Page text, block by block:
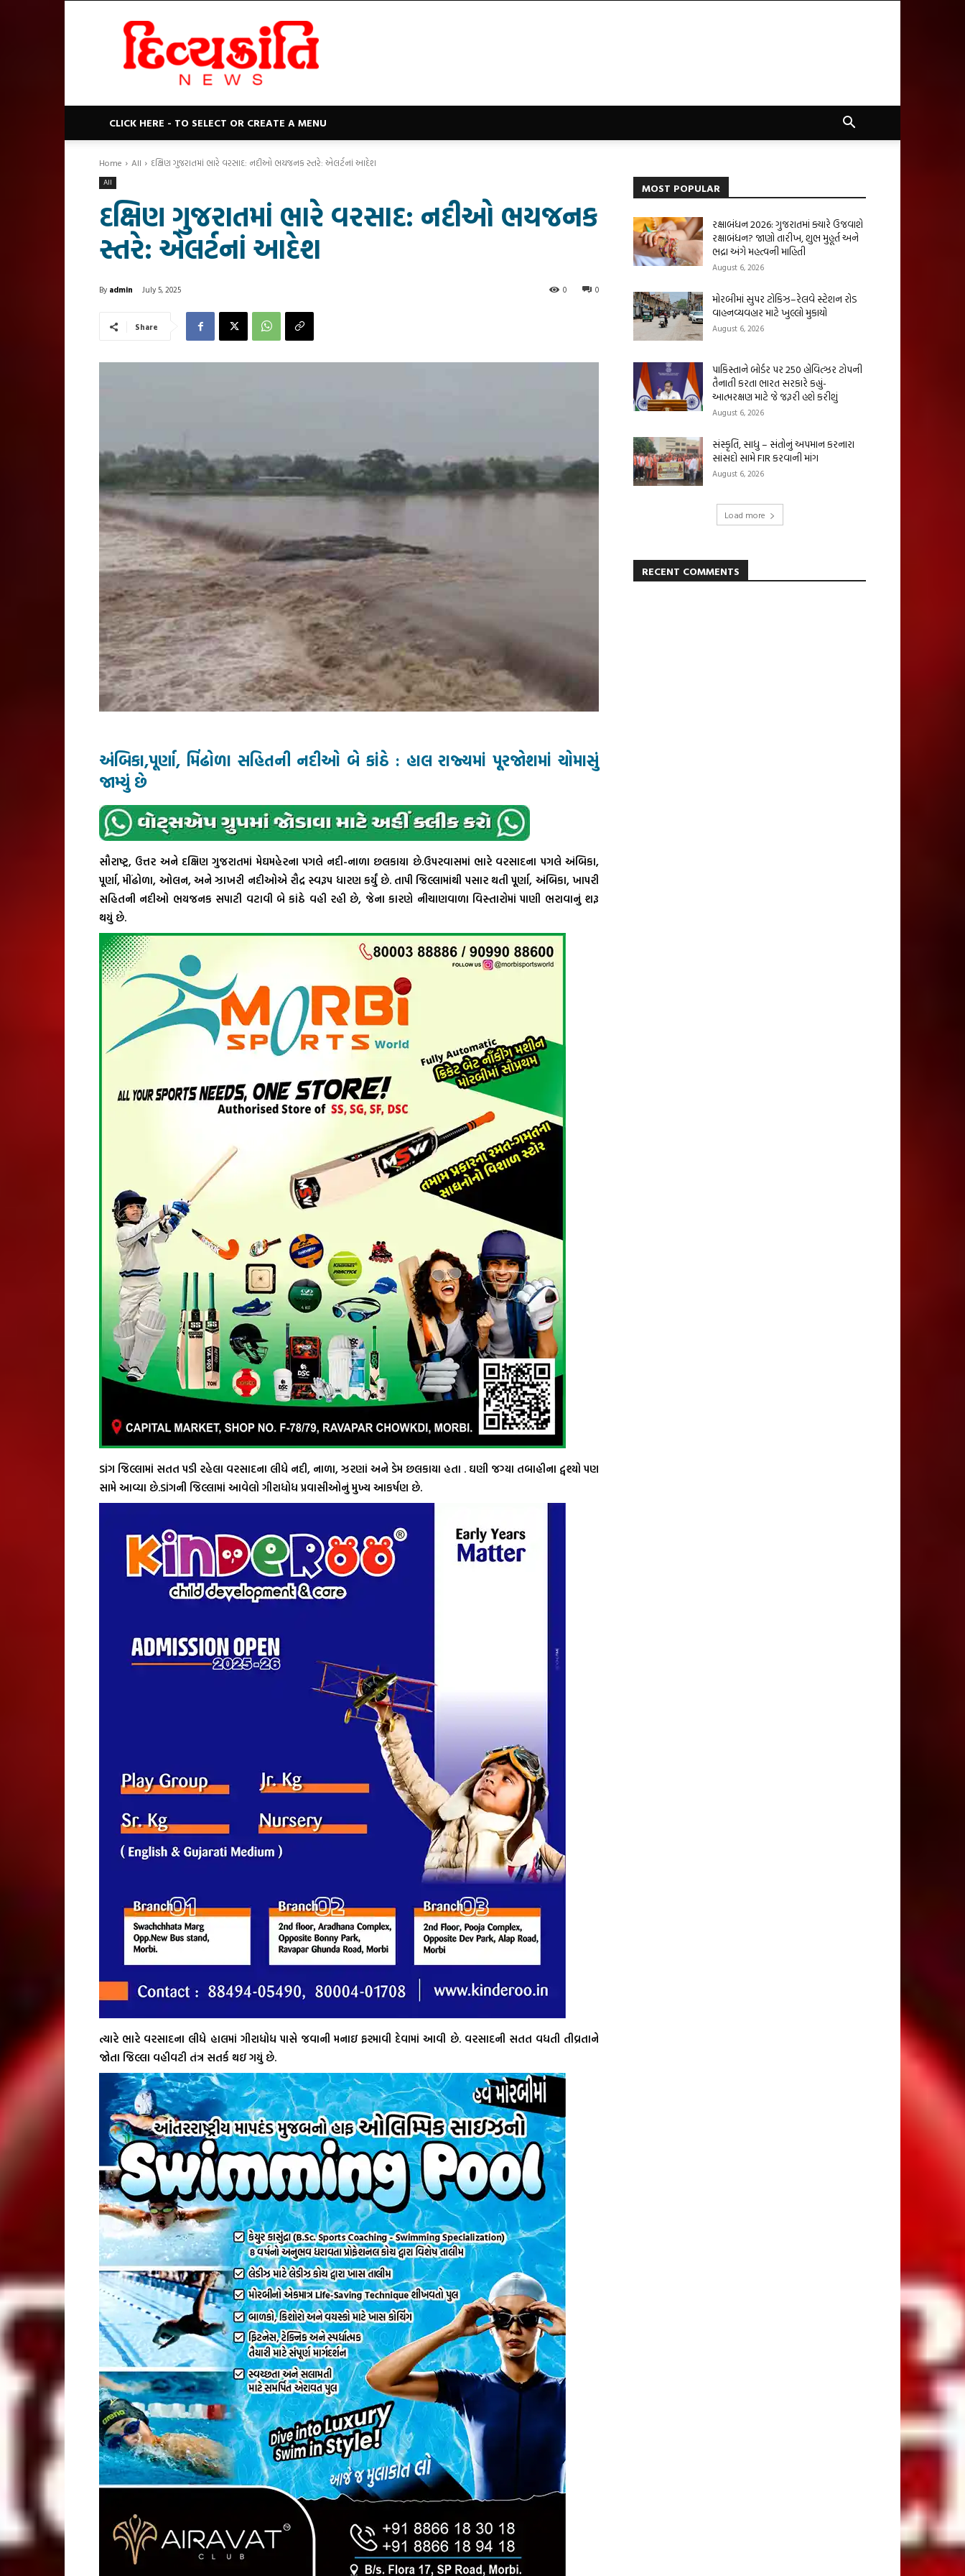
Divyakranti
News
CLICK HERE - TO SELECT OR CREATE A MENU
Home All દક્ષિણ ગુજરાતમાં ભારે વરસાદ: નદીઓ ભયજનક સ્તરે: એલર્ટનાં આદેશ
All
દક્ષિણ ગુજરાતમાં ભારે વરસાદ: નદીઓ ભયજનક
સ્તરે: એલર્ટનાં આદેશ
By admin July 5, 2025 0
0
Share
અંબિકા,પૂર્ણા, મિંઢોળા સહિતની નદીઓ બે કાંઠે : હાલ રાજ્યમાં પૂરજોશમાં ચોમાસું
જામ્યું છે
સૌરાષ્ટ્ર, ઉત્તર અને દક્ષિણ ગુજરાતમાં મેઘમહેરના પગલે નદી-નાળા છલકાયા છે.ઉપરવાસમાં ભારે વરસાદના પગલે અંબિકા,
પૂર્ણા, મીંઢોળા, ઓલન, અને ઝાખરી નદીઓએ રૌદ્ર સ્વરૂપ ધારણ કર્યું છે. તાપી જિલ્લામાંથી પસાર થતી પૂર્ણા, અંબિકા, ખાપરી
સહિતની નદીઓ ભયજનક સપાટી વટાવી બે કાંઠે વહી રહી છે, જેના કારણે નીચાણવાળા વિસ્તારોમાં પાણી ભરાવાનું શરૂ
થયું છે.
ડાંગ જિલ્લામાં સતત પડી રહેલા વરસાદના લીધે નદી, નાળા, ઝરણાં અને ડેમ છલકાયા હતા . ઘણી જગ્યા તબાહીના દ્વશ્યો પણ
સામે આવ્યા છે.ડાંગની જિલ્લામાં આવેલો ગીરાધોધ પ્રવાસીઓનું મુખ્ય આકર્ષણ છે.
ત્યારે ભારે વરસાદના લીધે હાલમાં ગીરાધોધ પાસે જવાની મનાઇ ફરમાવી દેવામાં આવી છે. વરસાદની સતત વધતી તીવ્રતાને
જોતા જિલ્લા વહીવટી તંત્ર સતર્ક થઇ ગયું છે.
MOST POPULAR
રક્ષાબંધન 2026: ગુજરાતમાં ક્યારે ઉજવાશે
રક્ષાબંધન? જાણો તારીખ, શુભ મુહૂર્ત અને
ભદ્રા અંગે મહત્વની માહિતી
August 6, 2026
મોરબીમાં સુપર ટોકિઝ–રેલવે સ્ટેશન રોડ
વાહનવ્યવહાર માટે ખુલ્લો મુકાયો
August 6, 2026
પાકિસ્તાને બોર્ડર પર 250 હોવિત્ઝર ટોપની
તૈનાતી કરતા ભારત સરકારે કહ્યું-
આત્મરક્ષણ માટે જે જરૂરી હશે કરીશું
August 6, 2026
સંસ્કૃતિ, સાધુ – સંતોનું અપમાન કરનારા
સાંસદો સામે FIR કરવાની માંગ
August 6, 2026
Load more
RECENT COMMENTS